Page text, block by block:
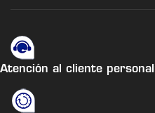
Atención al cliente